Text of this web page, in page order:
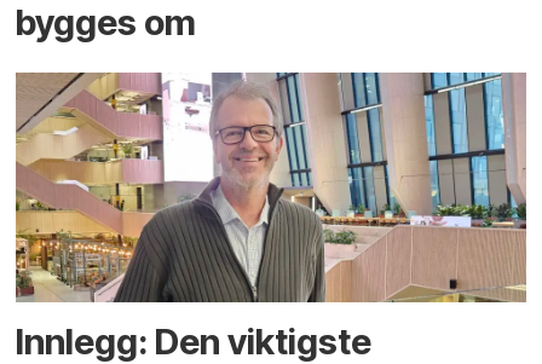
bygges om
Innlegg: Den viktigste